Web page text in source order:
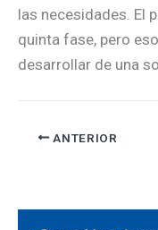
las necesidades. El
quinta fase, pero
desarrollar de una
ANTERIOR